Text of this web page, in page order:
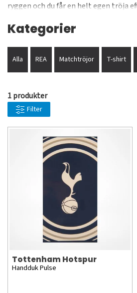
ryggen och du får en helt egen tröja
Kategorier
Alla REA Matchtröjor T-shirt
1 produkter
Filter
Tottenham Hotspur
Handduk Pulse